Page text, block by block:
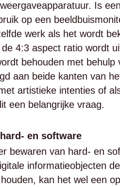
Is
op een
werk als het wordt
4:3 aspect ratio wordt
behouden met behulp
aan beide kanten van
artistieke intenties of
een belangrijke vraag.
en software
bewaren van hard- en
informatieobjecten
kan het wel een